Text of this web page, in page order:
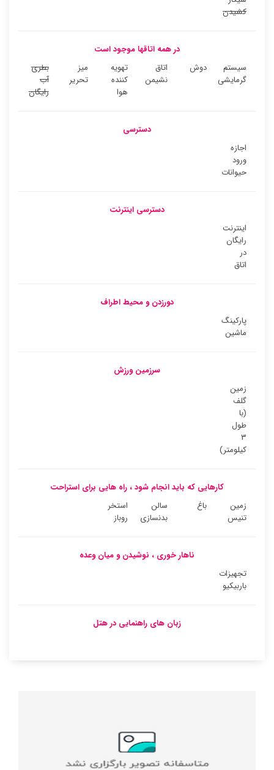
کشیدن
در همه اتاقها موجود است
سیستم
گرمایشی
دوش
اتاق
نشیمن
تهویه
کننده
هوا
میز
تحریر
بطری
آب
رایگان
دسترسی
اجازه
ورود
حیوانات
دسترسی اینترنت
اینترنت
رایگان
در
اتاق
دورزدن و محیط اطراف
پارکینگ
ماشین
سرزمین ورزش
زمین
گلف
(با
طول
۳
کیلومتر)
کارهایی که باید انجام شود ، راه هایی برای استراحت
زمین
تنیس
باغ
سالن
بدنسازی
استخر
روباز
ناهار خوری ، نوشیدن و میان وعده
تجهیزات
باربیکیو
زبان های راهنمایی در هتل